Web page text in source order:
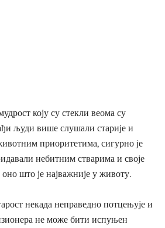
коју су стекли веома су
људи више слушали старије и
приоритетима, сигурно је
небитним стварима и своје
што је најважније у животу.
некада неправедно потцењује и
не може бити испуњен